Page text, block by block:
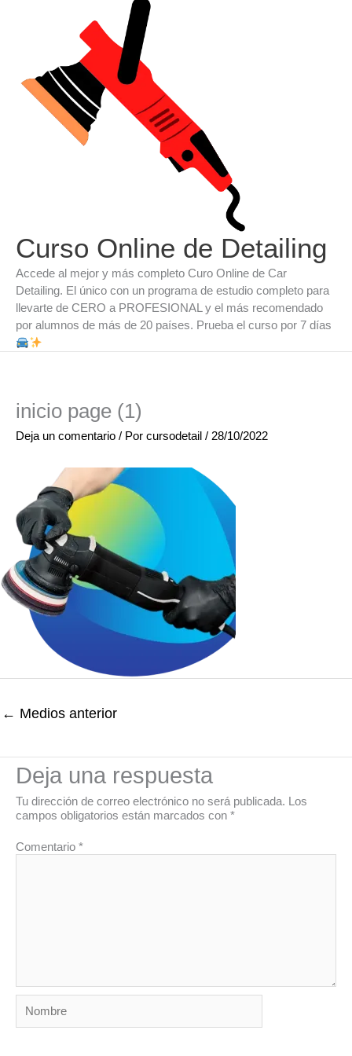
Curso Online de Detailing
Accede al mejor y más completo Curo Online de Car
Detailing. El único con un programa de estudio completo para
llevarte de CERO a PROFESIONAL y el más recomendado
por alumnos de más de 20 países. Prueba el curso por 7 días
inicio page (1)
Deja un comentario / Por cursodetail / 28/10/2022
← Medios anterior
Deja una respuesta
Tu dirección de correo electrónico no será publicada. Los
campos obligatorios están marcados con *
Comentario *